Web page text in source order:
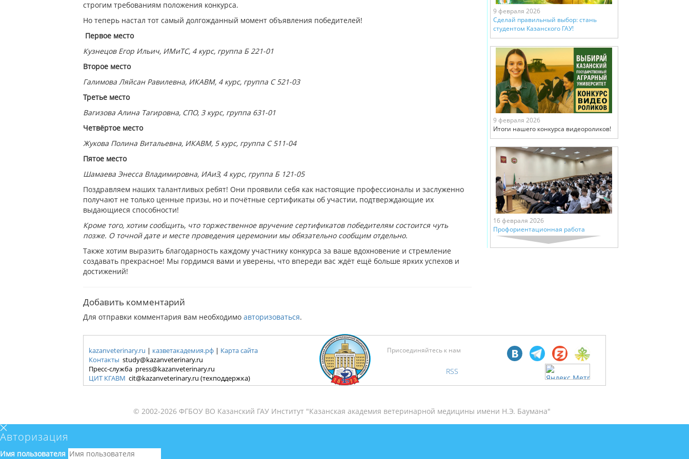
строгим требованиям положения конкурса.
Но теперь настал тот самый долгожданный момент объявления победителей!
Первое место
Кузнецов Егор Ильич, ИМиТС, 4 курс, группа Б 221-01
Второе место
Галимова Ляйсан Равилевна, ИКАВМ, 4 курс, группа С 521-03
Третье место
Вагизова Алина Тагировна, СПО, 3 курс, группа 631-01
Четвёртое место
Жукова Полина Витальевна, ИКАВМ, 5 курс, группа С 511-04
Пятое место
Шамаева Энесса Владимировна, ИАиЗ, 4 курс, группа Б 121-05
Поздравляем наших талантливых ребят! Они проявили себя как настоящие профессионалы и заслуженно
получают не только ценные призы, но и почётные сертификаты об участии, подтверждающие их
выдающиеся способности!
Кроме того, хотим сообщить, что торжественное вручение сертификатов победителям состоится чуть
позже. О точной дате и месте проведения церемонии мы обязательно сообщим отдельно.
Также хотим выразить благодарность каждому участнику конкурса за ваше вдохновение и стремление
создавать прекрасное! Мы гордимся вами и уверены, что впереди вас ждёт ещё больше ярких успехов и
достижений!
Добавить комментарий
Для отправки комментария вам необходимо авторизоваться.
9 февраля 2026
Сделай правильный выбор: стань
студентом Казанского ГАУ!
9 февраля 2026
Итоги нашего конкурса видеороликов!
16 февраля 2026
Профориентационная работа
kazanveterinary.ru | казветакадемия.рф | Карта сайта
Контакты study@kazanveterinary.ru
Пресс-служба press@kazanveterinary.ru
ЦИТ КГАВМ cit@kazanveterinary.ru (техподдержка)
Присоединяйтесь к нам
RSS
© 2002-2026 ФГБОУ ВО Казанский ГАУ Институт "Казанская академия ветеринарной медицины имени Н.Э. Баумана"
Авторизация
Имя пользователя